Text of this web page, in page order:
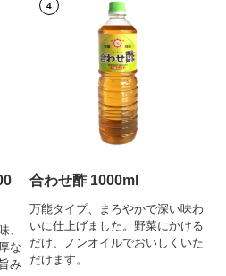
、
な
み
4
合わせ酢 1000ml
万能タイプ、まろやかで深い味わ
いに仕上げました。野菜にかける
だけ、ノンオイルでおいしくいた
だけます。